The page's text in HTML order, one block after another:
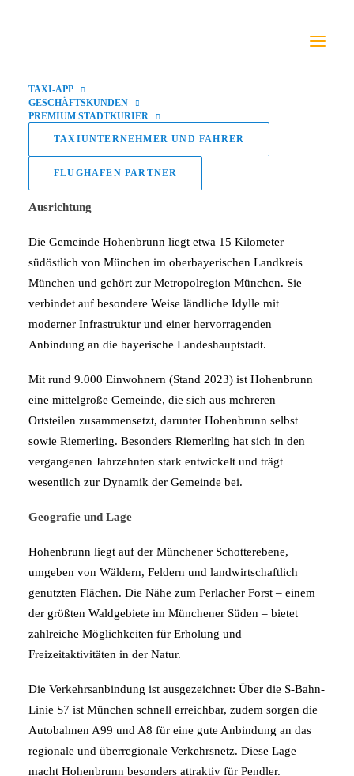
TAXI-APP
GESCHÄFTSKUNDEN
PREMIUM STADTKURIER
TAXIUNTERNEHMER UND FAHRER
FLUGHAFEN PARTNER
Hohenbrunn – Naturnahe Gemeinde mit moderner
Ausrichtung
Die Gemeinde Hohenbrunn liegt etwa 15 Kilometer
südöstlich von München im oberbayerischen Landkreis
München und gehört zur Metropolregion München. Sie
verbindet auf besondere Weise ländliche Idylle mit
moderner Infrastruktur und einer hervorragenden
Anbindung an die bayerische Landeshauptstadt.
Mit rund 9.000 Einwohnern (Stand 2023) ist Hohenbrunn
eine mittelgroße Gemeinde, die sich aus mehreren
Ortsteilen zusammensetzt, darunter Hohenbrunn selbst
sowie Riemerling. Besonders Riemerling hat sich in den
vergangenen Jahrzehnten stark entwickelt und trägt
wesentlich zur Dynamik der Gemeinde bei.
Geografie und Lage
Hohenbrunn liegt auf der Münchener Schotterebene,
umgeben von Wäldern, Feldern und landwirtschaftlich
genutzten Flächen. Die Nähe zum Perlacher Forst – einem
der größten Waldgebiete im Münchener Süden – bietet
zahlreiche Möglichkeiten für Erholung und
Freizeitaktivitäten in der Natur.
Die Verkehrsanbindung ist ausgezeichnet: Über die S-Bahn-
Linie S7 ist München schnell erreichbar, zudem sorgen die
Autobahnen A99 und A8 für eine gute Anbindung an das
regionale und überregionale Verkehrsnetz. Diese Lage
macht Hohenbrunn besonders attraktiv für Pendler.